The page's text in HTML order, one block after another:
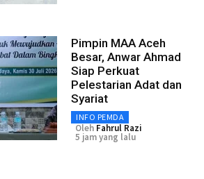
Pimpin MAA Aceh
Besar, Anwar Ahmad
Siap Perkuat
Pelestarian Adat dan
Syariat
INFO PEMDA
Oleh Fahrul Razi
5 jam yang lalu